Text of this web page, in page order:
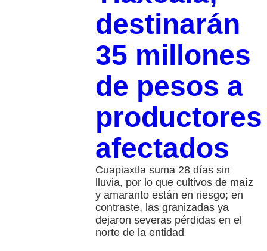
destinarán
35 millones
de pesos a
productores
afectados
Cuapiaxtla suma 28 días sin
lluvia, por lo que cultivos de maíz
y amaranto están en riesgo; en
contraste, las granizadas ya
dejaron severas pérdidas en el
norte de la entidad